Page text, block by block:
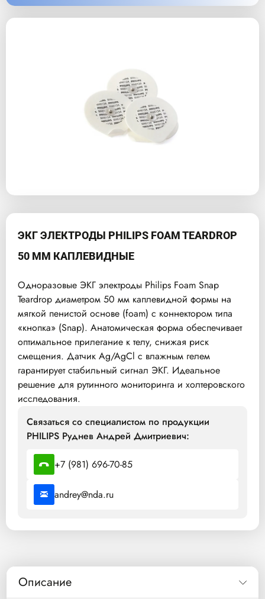
ЭКГ ЭЛЕКТРОДЫ PHILIPS FOAM TEARDROP
50 ММ КАПЛЕВИДНЫЕ
Одноразовые ЭКГ электроды Philips Foam Snap
Teardrop диаметром 50 мм каплевидной формы на
мягкой пенистой основе (foam) с коннектором типа
«кнопка» (Snap). Анатомическая форма обеспечивает
оптимальное прилегание к телу, снижая риск
смещения. Датчик Ag/AgCl с влажным гелем
гарантирует стабильный сигнал ЭКГ. Идеальное
решение для рутинного мониторинга и холтеровского
исследования.
Связаться со специалистом по продукции
PHILIPS Руднев Андрей Дмитриевич:
+7 (981) 696-70-85
andrey@nda.ru
Описание